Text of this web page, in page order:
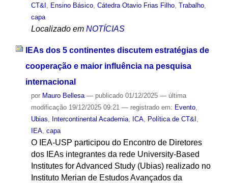
CT&I Ensino Básico, Cátedra Otavio Frias Filho, Trabalho,
capa
Localizado em NOTÍCIAS
IEAs dos 5 continentes discutem estratégias de
cooperação e maior influência na pesquisa
internacional
por Mauro Bellesa — publicado01/12/2025 — última
modificação19/12/2025 09:21 — registrado em: Evento,
Ubias, Intercontinental Academia, ICA, Política de CT&I ,
IEA, capa
O IEA-USP participou do Encontro de Diretores
dos IEAs integrantes da rede University-Based
Institutes for Advanced Study (Ubias) realizado no
Instituto Merian de Estudos Avançados da